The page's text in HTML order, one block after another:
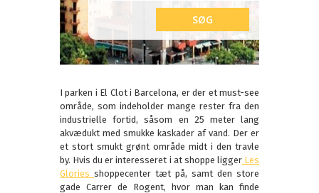
I parken i El Clot i Barcelona, er der et must-see
område, som indeholder mange rester fra den
industrielle fortid, såsom en 25 meter lang
akvædukt med smukke kaskader af vand. Der er
et stort smukt grønt område midt i den travle
by. Hvis du er interesseret i at shoppe liggerLes
Glories shoppecenter tæt på, samt den store
gade Carrer de Rogent, hvor man kan finde